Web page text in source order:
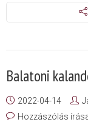
Balatoni
2022-04-14
Hozzászólás